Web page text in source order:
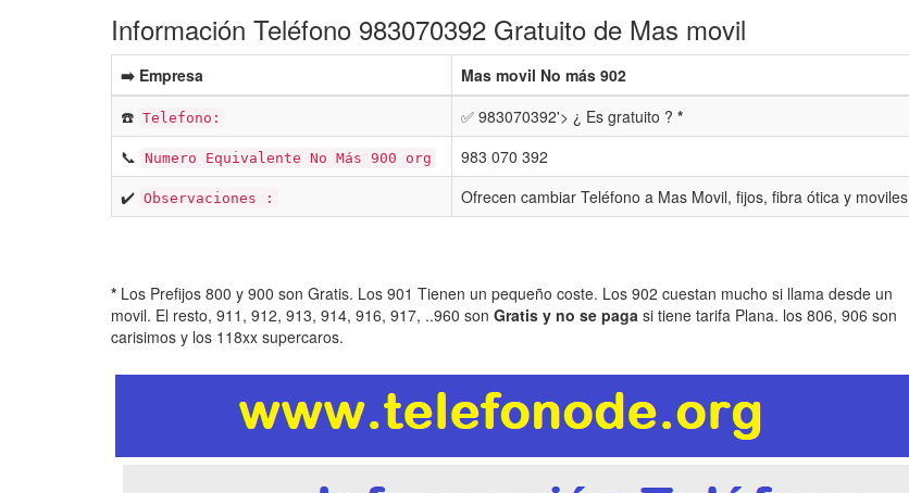
Información Teléfono 983070392 Gratuito de Mas movil
➡️ Empresa
Mas movil No más 902
☎️ Telefono: ✅ 983070392'> ¿ Es gratuito ? *
📞 Numero Equivalente No Más 900 org
983 070 392
✔️ Observaciones : Ofrecen cambiar Teléfono a Mas Movil, fijos, fibra ótica y moviles
* Los Prefijos 800 y 900 son Gratis. Los 901 Tienen un pequeño coste. Los 902 cuestan mucho si llama desde un
movil. El resto, 911, 912, 913, 914, 916, 917, ..960 son Gratis y no se paga si tiene tarifa Plana. los 806, 906 son
carisimos y los 118xx supercaros.